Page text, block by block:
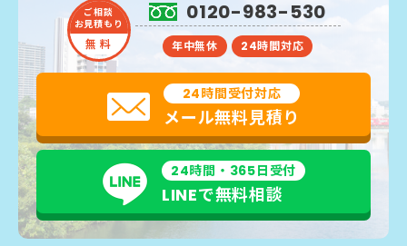
ご相談
お見積もり
無 料
0120-983-530
年中無休 24時間対応
24時間受付対応
メール無料見積り
24時間・365日受付
LINEで無料相談